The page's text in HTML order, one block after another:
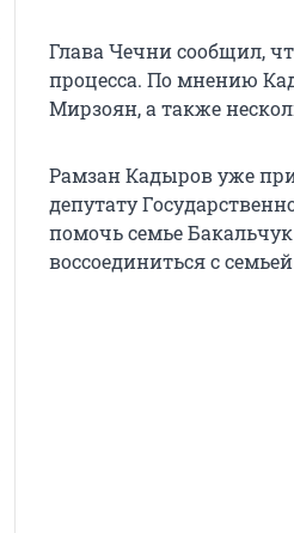
Глава Чечни сообщил,
процесса. По мнению
Мирзоян, а также
Рамзан Кадыров уже
депутату
помочь семье
воссоединиться с